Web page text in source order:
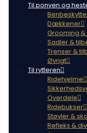
Til ponyen og
Dækkener
Grooming
Sadler &
Trenser &
Øvrigt
Til rytteren
Ridehjelme
Overdele
Ridebukser
Støvler & sko
Refleks &